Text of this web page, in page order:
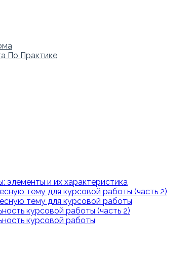
По Практике
элементы и их характеристика
тему для курсовой работы (часть 2)
тему для курсовой работы
курсовой работы (часть 2)
курсовой работы